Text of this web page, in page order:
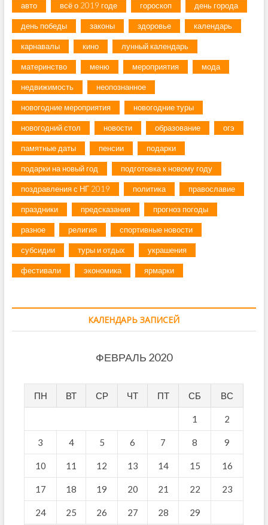
авто всё о 2019 годе гороскоп день города
день победы законы здоровье календарь
карнавалы кино лунный календарь
материнство меню мероприятия мода
недвижимость неопознанное
новогодние мероприятия новогодние туры
новогодний стол новости образование огэ
памятные даты пенсии подарки
подарки на новый год подготовка к новому году
поздравления с НГ 2019 политика православие
праздники предсказания прогноз погоды
разное религия спортивные новости
субсидии туры и отдых украшения
фестивали экономика ярмарки
КАЛЕНДАРЬ ЗАПИСЕЙ
ФЕВРАЛЬ 2020
ПН ВТ СР ЧТ ПТ СБ ВС
1 2
3 4 5 6 7 8 9
10 11 12 13 14 15 16
17 18 19 20 21 22 23
24 25 26 27 28 29